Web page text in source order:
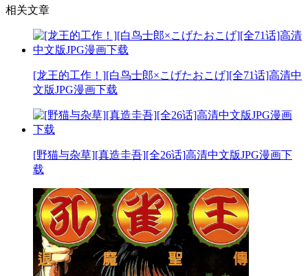
相关文章
[龙王的工作！][白鸟士郎×こげたおこげ][全71话]高清中
文版JPG漫画下载
[野猫与杂草][真造圭吾][全26话]高清中文版JPG漫画下
载